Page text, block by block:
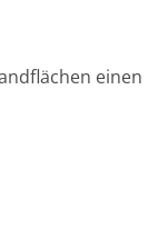
einen